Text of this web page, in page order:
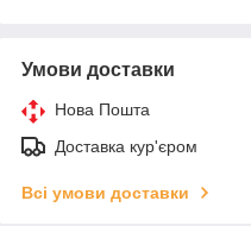
Умови доставки
Нова Пошта
Доставка кур'єром
Всі умови доставки